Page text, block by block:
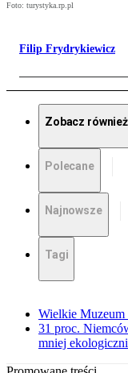
Foto: turystyka.rp.pl
Filip Frydrykiewicz
Zobacz również
Polecane
Najnowsze
Tagi
Wielkie Muzeum
31 proc.
mniej